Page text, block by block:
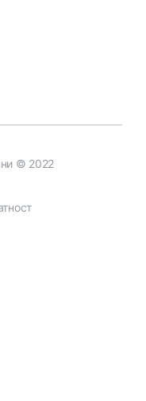
© 2022